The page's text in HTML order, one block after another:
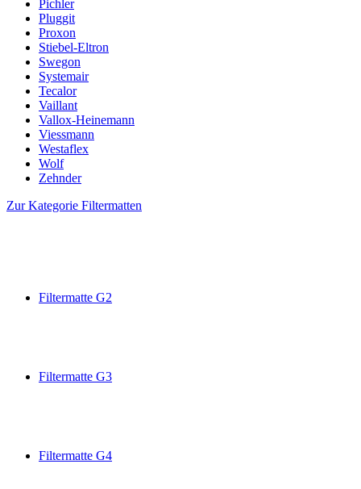
Pichler
Pluggit
Proxon
Stiebel-Eltron
Swegon
Systemair
Tecalor
Vaillant
Vallox-Heinemann
Viessmann
Westaflex
Wolf
Zehnder
Zur Kategorie Filtermatten
Filtermatte G2
Filtermatte G3
Filtermatte G4